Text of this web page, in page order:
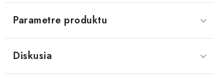
Parametre produktu
Diskusia